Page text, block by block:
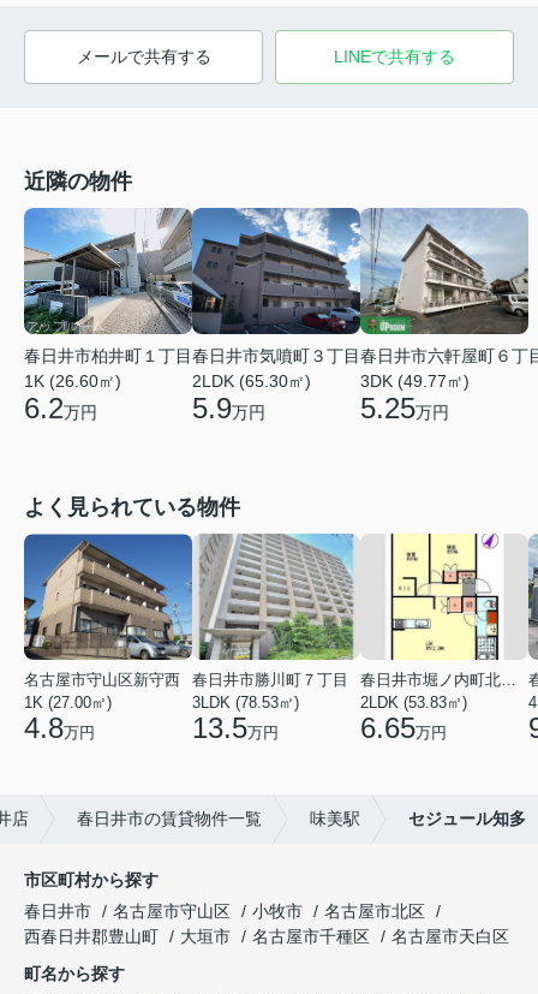
メールで共有する LINEで共有する
近隣の物件
春日井市柏井町１丁目
1K (26.60㎡)
6.2万円
春日井市気噴町３丁目
2LDK (65.30㎡)
5.9万円
春日井市六軒屋町６丁
3DK (49.77㎡)
5.25万円
よく見られている物件
名古屋市守山区新守西
1K (27.00㎡)
4.8万円
春日井市勝川町７丁目
3LDK (78.53㎡)
13.5万円
春日井市堀ノ内町北１丁目
2LDK (53.83㎡)
6.65万円
店 春日井市の賃貸物件一覧 味美駅 セジュール知多
市区町村から探す
春日井市
名古屋市守山区 小牧市
名古屋市北区
西春日井郡豊山町
大垣市 名古屋市千種区
名古屋市天白区
町名から探す